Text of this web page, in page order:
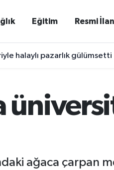
Eğitim Resmi
halaylı pazarlık gülümsetti
ağaca çarpan